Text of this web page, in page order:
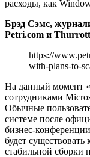
расходы, как
Брэд Сэмс,
Petri.com и
https://
with-plans-to-
На данный момент
сотрудниками
Обычные
системе после
бизнес-
будет
стабильной сборки